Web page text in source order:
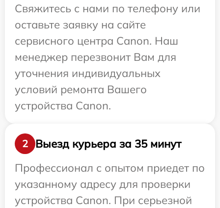
Свяжитесь с нами по телефону или
оставьте заявку на сайте
сервисного центра Canon. Наш
менеджер перезвонит Вам для
уточнения индивидуальных
условий ремонта Вашего
устройства Canon.
2
Выезд курьера за 35 минут
Профессионал с опытом приедет по
указанному адресу для проверки
устройства Canon. При серьезной